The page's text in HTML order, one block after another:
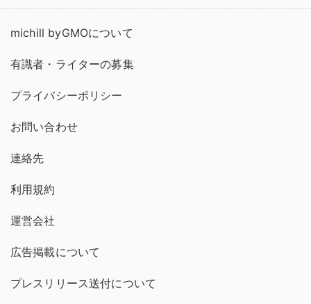
michill byGMOについて
有識者・ライターの募集
プライバシーポリシー
お問い合わせ
連絡先
利用規約
運営会社
広告掲載について
プレスリリース送付について